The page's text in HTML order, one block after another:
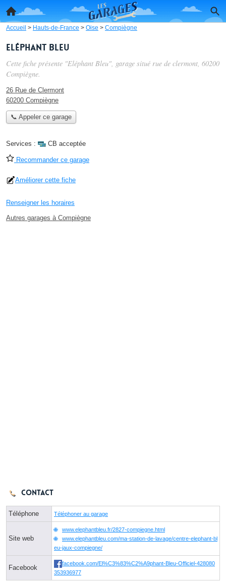
Accueil > Hauts-de-France > Oise > Compiègne
Eléphant Bleu
Cette fiche présente "Eléphant Bleu", garage situé rue de clermont, 60200
Compiègne.
26 Rue de Clermont
60200 Compiègne
📞 Appeler ce garage
Services : CB acceptée
Recommander ce garage
Améliorer cette fiche
Renseigner les horaires
Autres garages à Compiègne
Contact
Téléphone Téléphoner au garage
Site web
www.elephantbleu.fr/2827-compiegne.html
www.elephantbleu.com/ma-station-de-lavage/centre-elephant-bl
eu-jaux-compiegne/
Facebook
facebook.com/El%C3%83%C2%A9phant-Bleu-Officiel-428080
353936977